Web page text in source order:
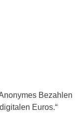
Bezahlen
Euros.“